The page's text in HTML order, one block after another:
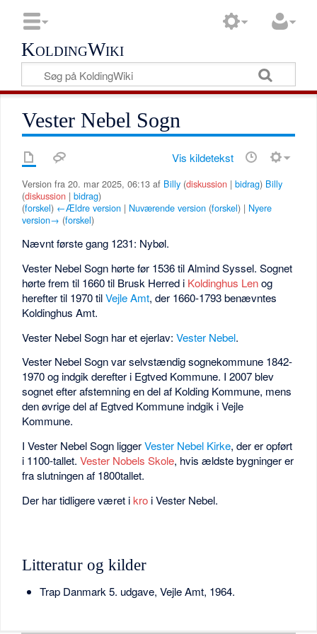
KoldingWiki
Vester Nebel Sogn
Vis kildetekst
Version fra 20. mar 2025, 06:13 af Billy (diskussion |bidrag) Billy
(diskussion |bidrag)
(forskel) ←Ældre version | Nuværende version (forskel) | Nyere
version→ (forskel)
Nævnt første gang 1231: Nybøl.
Vester Nebel Sogn hørte før 1536 til Almind Syssel. Sognet
hørte frem til 1660 til Brusk Herred i Koldinghus Lenog
herefter til 1970 tilVejle Amt, der 1660-1793 benævntes
Koldinghus Amt.
Vester Nebel Sogn har et ejerlav:Vester Nebel.
Vester Nebel Sogn var selvstændig sognekommune 1842-
1970 og indgik derefter i Egtved Kommune. I 2007 blev
sognet efter afstemning en del af Kolding Kommune, mens
den øvrige del af Egtved Kommune indgik i Vejle
Kommune.
I Vester Nebel Sogn liggerVester Nebel Kirke, der er opført
i 1100-tallet.Vester Nobels Skole, hvis ældste bygninger er
fra slutningen af 1800tallet.
Der har tidligere været i kro i Vester Nebel.
Litteratur og kilder
Trap Danmark 5. udgave, Vejle Amt, 1964.